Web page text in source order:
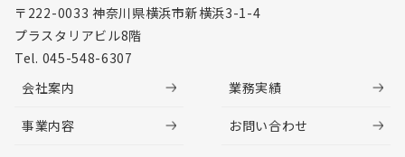
〒222-0033 神奈川県横浜市新横浜3-1-4
プラスタリアビル8階
Tel. 045-548-6307
会社案内
事業内容
業務実績
お問い合わせ